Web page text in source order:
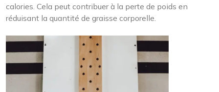
calories. Cela peut contribuer à la perte de poids en
réduisant la quantité de graisse corporelle.